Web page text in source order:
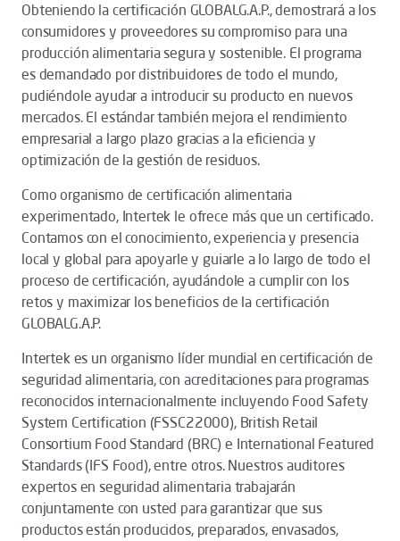
Obteniendo la certificación GLOBALG.A.P., demostrará a los
consumidores y proveedores su compromiso para una
producción alimentaria segura y sostenible. El programa
es demandado por distribuidores de todo el mundo,
pudiéndole ayudar a introducir su producto en nuevos
mercados. El estándar también mejora el rendimiento
empresarial a largo plazo gracias a la eficiencia y
optimización de la gestión de residuos.
Como organismo de certificación alimentaria
experimentado, Intertek le ofrece más que un certificado.
Contamos con el conocimiento, experiencia y presencia
local y global para apoyarle y guiarle a lo largo de todo el
proceso de certificación, ayudándole a cumplir con los
retos y maximizar los beneficios de la certificación
GLOBALG.A.P.
Intertek es un organismo líder mundial en certificación de
seguridad alimentaria, con acreditaciones para programas
reconocidos internacionalmente incluyendo Food Safety
System Certification (FSSC22000), British Retail
Consortium Food Standard (BRC) e International Featured
Standards (IFS Food), entre otros. Nuestros auditores
expertos en seguridad alimentaria trabajarán
conjuntamente con usted para garantizar que sus
productos están producidos, preparados, envasados,